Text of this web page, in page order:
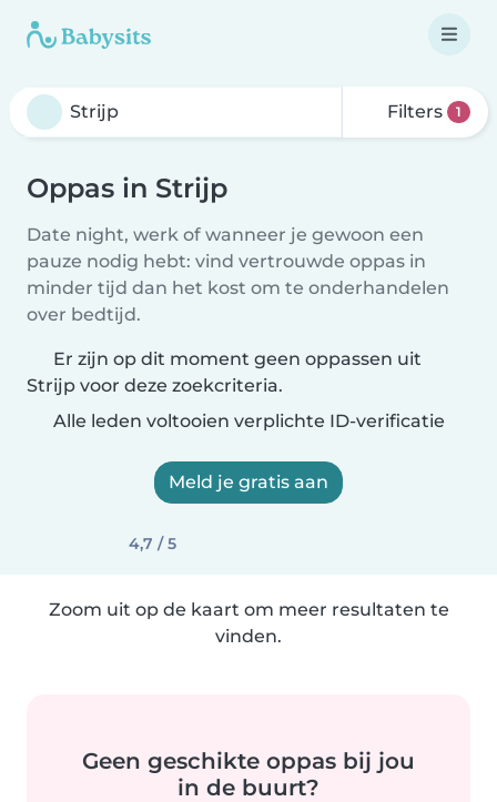
Filters 1
Oppas in Strijp
Date night, werk of wanneer je gewoon een
pauze nodig hebt: vind vertrouwde oppas in
minder tijd dan het kost om te onderhandelen
over bedtijd.
Er zijn op dit moment geen oppassen uit
Strijp voor deze zoekcriteria.
Alle leden voltooien verplichte ID-verificatie
Meld je gratis aan
4,7 / 5
Zoom uit op de kaart om meer resultaten te
vinden.
Geen geschikte oppas bij jou
in de buurt?